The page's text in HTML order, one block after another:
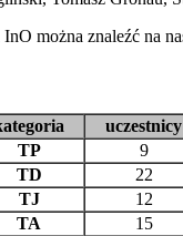
można znaleźć na
uczestnicy
TP
9
TD
22
TJ
12
TA
15